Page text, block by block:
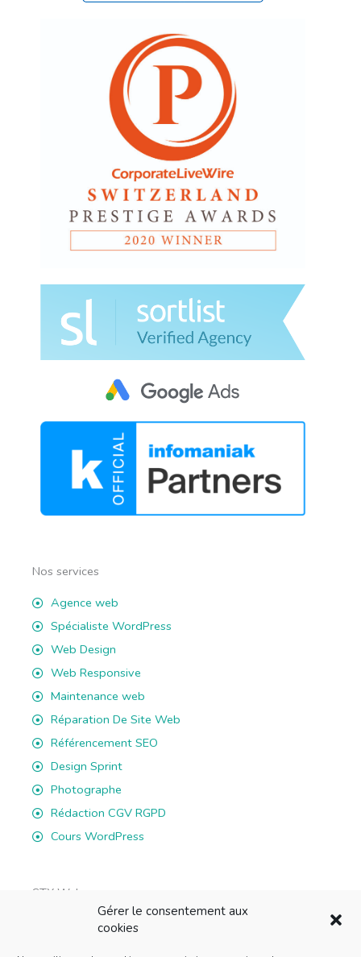
Gérer le consentement aux
cookies
Nos services
Agence web
Spécialiste WordPress
Web Design
Web Responsive
Maintenance web
Réparation De Site Web
Référencement SEO
Design Sprint
Photographe
Rédaction CGV RGPD
Cours WordPress
STX Web
rue du Battoir 7B, 1036 Sullens